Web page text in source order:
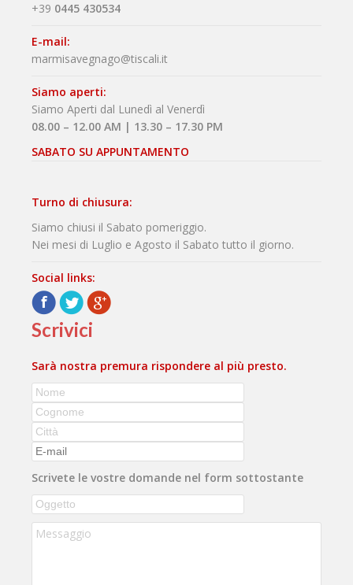
+39 0445 430534
E-mail:
marmisavegnago@tiscali.it
Siamo aperti:
Siamo Aperti dal Lunedì al Venerdì
08.00 – 12.00 AM | 13.30 – 17.30 PM
SABATO SU APPUNTAMENTO
Turno di chiusura:
Siamo chiusi il Sabato pomeriggio.
Nei mesi di Luglio e Agosto il Sabato tutto il giorno.
Social links:
Facebook
TwitterGoogle+
Scrivici
Sarà nostra premura rispondere al più presto.
Scrivete le vostre domande nel form sottostante